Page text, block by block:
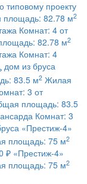
82.78 м2
Комнат: 4 от
82.78 м2
Комнат: 4
дом из бруса
83.5 м2 Жилая
3 от
площадь: 83.5
Комнат: 3
«Престиж-4»
площадь: 75 м2
₽ «Престиж-4»
площадь: 75 м2